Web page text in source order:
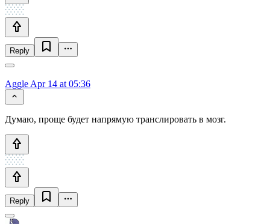
Reply
Aggle Apr 14 at 05:36
Думаю, проще будет напрямую транслировать в мозг.
Reply